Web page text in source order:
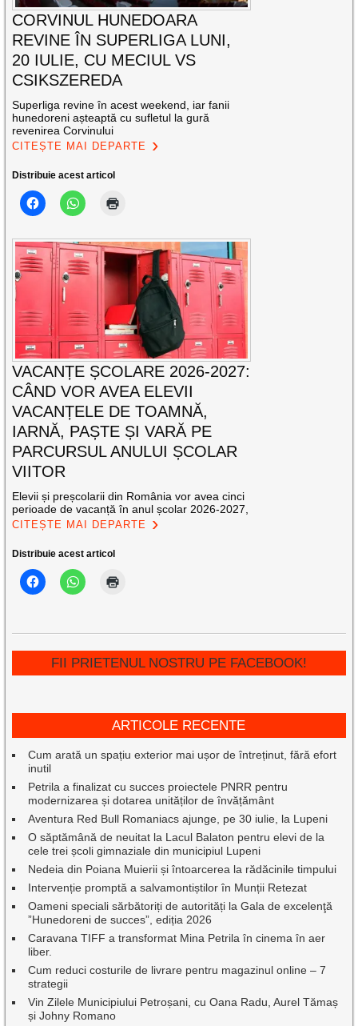
CORVINUL HUNEDOARA
REVINE ÎN SUPERLIGA LUNI,
20 IULIE, CU MECIUL VS
CSIKSZEREDA
Superliga revine în acest weekend, iar fanii
hunedoreni așteaptă cu sufletul la gură
revenirea Corvinului
CITEȘTE MAI DEPARTE
Distribuie acest articol
VACANȚE ȘCOLARE 2026-2027:
CÂND VOR AVEA ELEVII
VACANȚELE DE TOAMNĂ,
IARNĂ, PAȘTE ȘI VARĂ PE
PARCURSUL ANULUI ȘCOLAR
VIITOR
Elevii și preșcolarii din România vor avea cinci
perioade de vacanță în anul școlar 2026-2027,
CITEȘTE MAI DEPARTE
Distribuie acest articol
FII PRIETENUL NOSTRU PE FACEBOOK!
ARTICOLE RECENTE
Cum arată un spațiu exterior mai ușor de întreținut, fără efort
inutil
Petrila a finalizat cu succes proiectele PNRR pentru
modernizarea și dotarea unităților de învățământ
Aventura Red Bull Romaniacs ajunge, pe 30 iulie, la Lupeni
O săptămână de neuitat la Lacul Balaton pentru elevi de la
cele trei școli gimnaziale din municipiul Lupeni
Nedeia din Poiana Muierii și întoarcerea la rădăcinile timpului
Intervenție promptă a salvamontiștilor în Munții Retezat
Oameni speciali sărbătoriți de autorități la Gala de excelenţă
”Hunedoreni de succes”, ediția 2026
Caravana TIFF a transformat Mina Petrila în cinema în aer
liber.
Cum reduci costurile de livrare pentru magazinul online – 7
strategii
Vin Zilele Municipiului Petroșani, cu Oana Radu, Aurel Tămaș
și Johny Romano